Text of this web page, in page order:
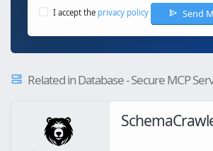
I accept the privacy policy Send
Related in Database - Secure MCP